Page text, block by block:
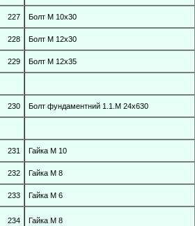
227 Болт М 10х30
228 Болт М 12х30
229 Болт М 12х35
230 Болт фундаментний 1.1.М 24х630
231 Гайка М 10
232 Гайка М 8
233 Гайка М 6
234 Гайка М 8